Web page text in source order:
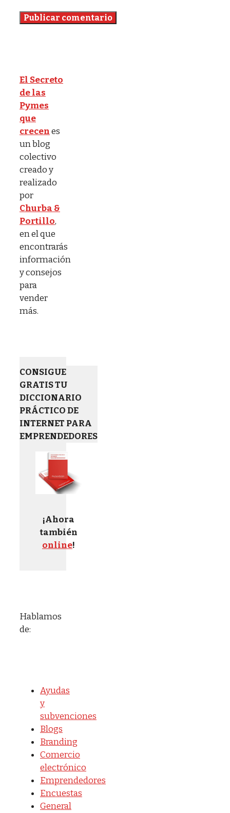
El Secreto
de las
Pymes
que
crecenes
un blog
colectivo
creado y
realizado
por
Churba &
Portillo,
en el que
encontrarás
información
y consejos
para
vender
más.
CONSIGUE
GRATIS TU
DICCIONARIO
PRÁCTICO DE
INTERNET PARA
EMPRENDEDORES
¡Ahora
también
online!
Hablamos
de:
Ayudas
y
subvenciones
Blogs
Branding
Comercio
electrónico
Emprendedores
Encuestas
General